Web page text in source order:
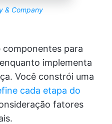
& Company
componentes para
implementa
Você constrói uma
cada etapa do
fatores